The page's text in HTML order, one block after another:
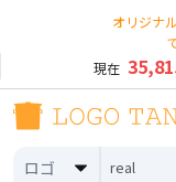
オリジナ
現在
ロゴ